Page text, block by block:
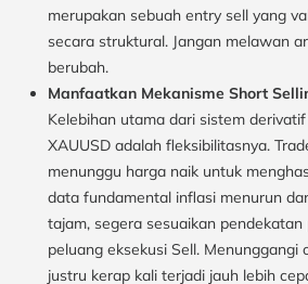
merupakan sebuah entry sell yang
secara struktural. Jangan melawan
berubah.
Manfaatkan Mekanisme Short
Kelebihan utama dari sistem
XAUUSD adalah fleksibilitasnya.
menunggu harga naik untuk
data fundamental inflasi menurun
tajam, segera sesuaikan
peluang eksekusi Sell. Menunggangi
justru kerap kali terjadi jauh lebih